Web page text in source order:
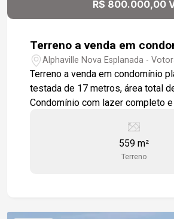
R$ 800.000,00
Terreno a venda em
Alphaville Nova Esplanada -
Terreno a venda em condomínio
testada de 17 metros, área total
Condomínio com lazer completo
559 m²
Terreno